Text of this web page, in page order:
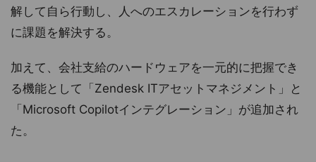
解して自ら行動し、人へのエスカレーションを行わず
に課題を解決する。
加えて、会社支給のハードウェアを一元的に把握でき
る機能として「Zendesk ITアセットマネジメント」と
「Microsoft Copilotインテグレーション」が追加され
た。